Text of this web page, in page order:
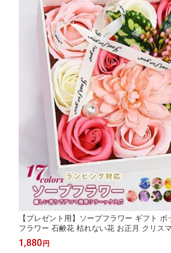
【プレゼント用】ソープフラワー ギフト
フラワー 石鹸花 枯れない花 お正月 クリス
インディー 結婚祝い 祝日 誕生日 ギフト 父
限り
1,880円